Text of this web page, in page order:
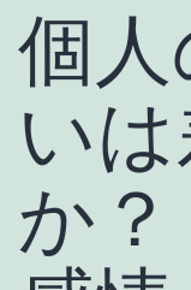
個
い
か